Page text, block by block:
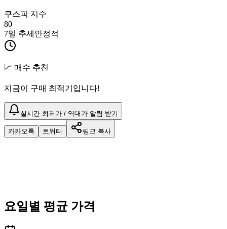
쿠스피 지수
80
7일 추세 안정적
📈 매수 추천
지금이 구매 최적기입니다!
실시간 최저가 / 역대가 알림 받기
카카오톡 트위터 링크 복사
요일별 평균 가격